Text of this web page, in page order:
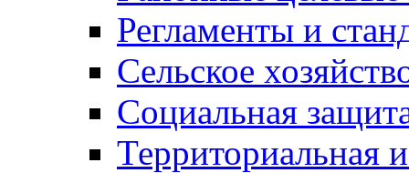
Регламенты и
Сельское
Социальная
Территориальная